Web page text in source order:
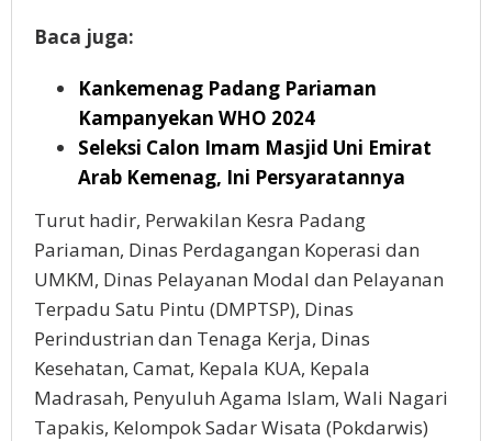
Baca juga:
Kankemenag Padang Pariaman
Kampanyekan WHO 2024
Seleksi Calon Imam Masjid Uni Emirat
Arab Kemenag, Ini Persyaratannya
Turut hadir, Perwakilan Kesra Padang
Pariaman, Dinas Perdagangan Koperasi dan
UMKM, Dinas Pelayanan Modal dan Pelayanan
Terpadu Satu Pintu (DMPTSP), Dinas
Perindustrian dan Tenaga Kerja, Dinas
Kesehatan, Camat, Kepala KUA, Kepala
Madrasah, Penyuluh Agama Islam, Wali Nagari
Tapakis, Kelompok Sadar Wisata (Pokdarwis)